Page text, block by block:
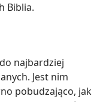
Biblia.
najbardziej
Jest nim
pobudzająco, jak